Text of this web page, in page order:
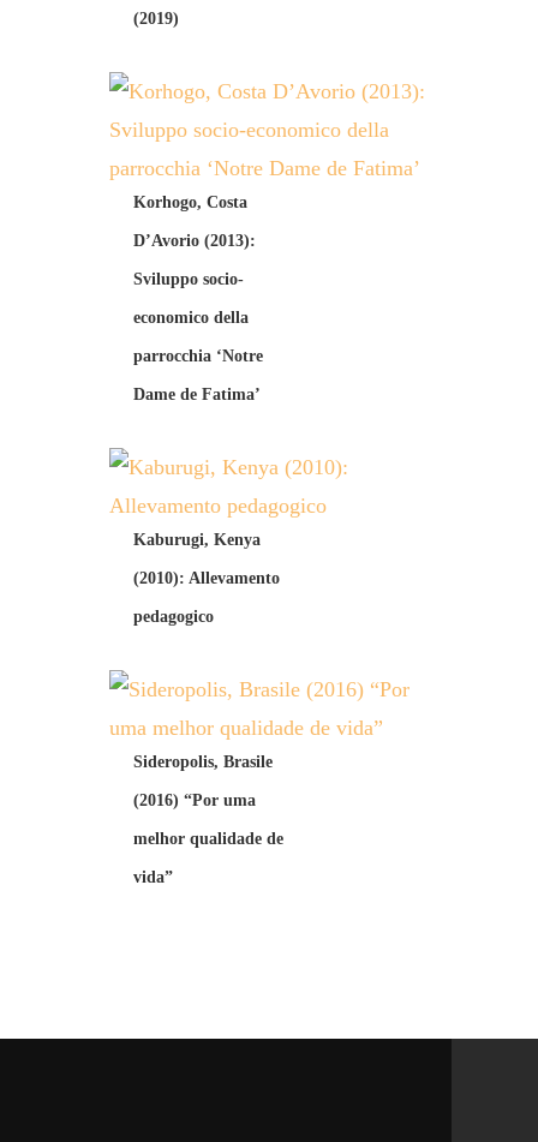
(2019)
Korhogo, Costa
D’Avorio (2013):
Sviluppo socio-
economico della
parrocchia ‘Notre
Dame de Fatima’
Kaburugi, Kenya
(2010): Allevamento
pedagogico
Sideropolis, Brasile
(2016) “Por uma
melhor qualidade de
vida”